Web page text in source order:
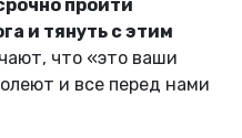
пройти
и тянуть с этим
что «это ваши
и все перед нами